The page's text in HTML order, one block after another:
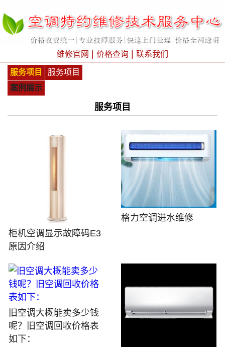
维修官网 | 价格查询 | 联系我们
服务项目
服务项目
案例展示
服务项目
柜机空调显示故障码E3
原因介绍
格力空调进水维修
旧空调大概能卖多少钱
呢？旧空调回收价格表
如下：